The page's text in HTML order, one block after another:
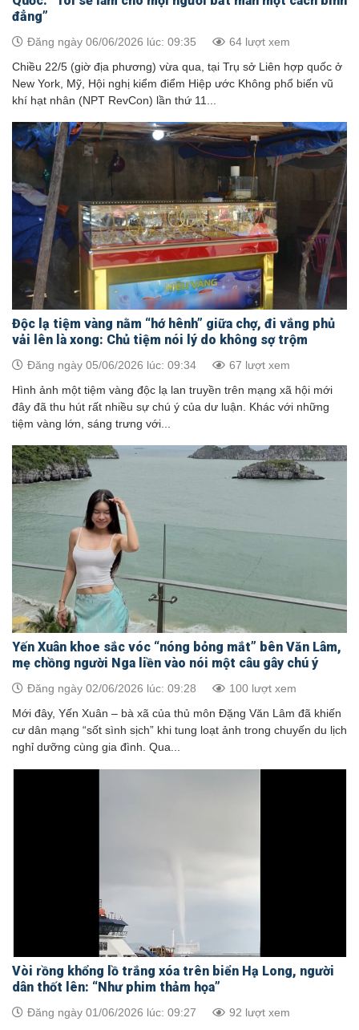
đẳng”
Đăng ngày 06/06/2026 lúc: 09:35 64 lượt xem
Chiều 22/5 (giờ địa phương) vừa qua, tại Trụ sở Liên hợp quốc ở
New York, Mỹ, Hội nghị kiểm điểm Hiệp ước Không phổ biến vũ
khí hạt nhân (NPT RevCon) lần thứ 11...
Độc lạ tiệm vàng nằm “hớ hênh” giữa chợ, đi vắng phủ
vải lên là xong: Chủ tiệm nói lý do không sợ trộm
Đăng ngày 05/06/2026 lúc: 09:34 67 lượt xem
Hình ảnh một tiệm vàng độc lạ lan truyền trên mạng xã hội mới
đây đã thu hút rất nhiều sự chú ý của dư luận. Khác với những
tiệm vàng lớn, sáng trưng với...
Yến Xuân khoe sắc vóc “nóng bỏng mắt” bên Văn Lâm,
mẹ chồng người Nga liền vào nói một câu gây chú ý
Đăng ngày 02/06/2026 lúc: 09:28 100 lượt xem
Mới đây, Yến Xuân – bà xã của thủ môn Đặng Văn Lâm đã khiến
cư dân mạng “sốt sình sịch” khi tung loạt ảnh trong chuyến du lịch
nghỉ dưỡng cùng gia đình. Qua...
Vòi rồng khổng lồ trắng xóa trên biển Hạ Long, người
dân thốt lên: “Như phim thảm họa”
Đăng ngày 01/06/2026 lúc: 09:27 92 lượt xem